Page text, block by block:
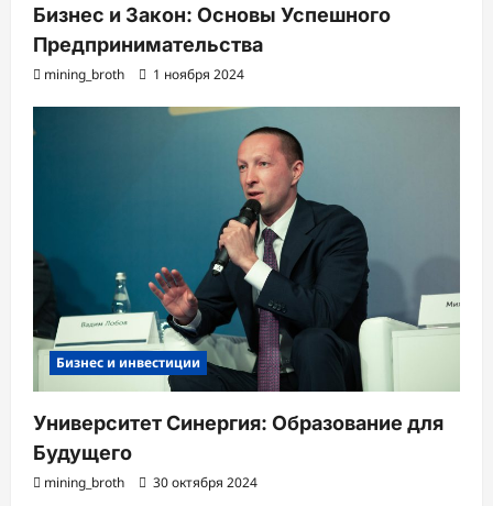
Бизнес и Закон: Основы Успешного
Предпринимательства
mining_broth 1 ноября 2024
Бизнес и инвестиции
Университет Синергия: Образование для
Будущего
mining_broth 30 октября 2024